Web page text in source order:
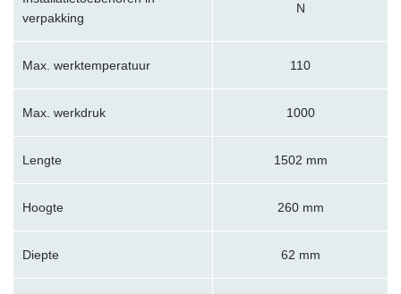
verpakking
N
Max. werktemperatuur 110
Max. werkdruk 1000
Lengte 1502 mm
Hoogte 260 mm
Diepte 62 mm